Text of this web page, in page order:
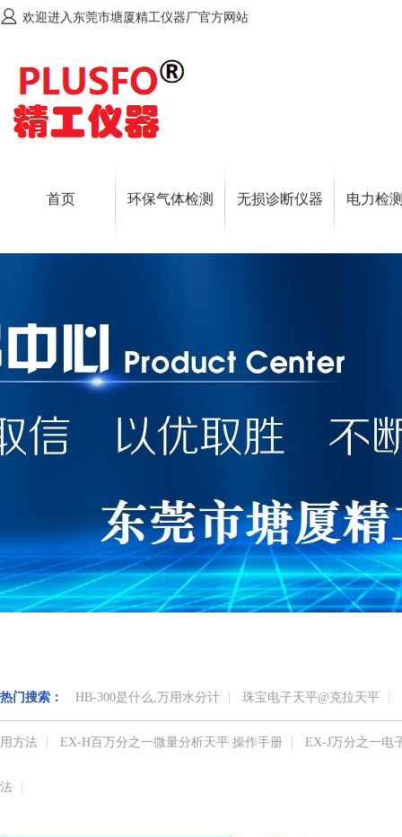
欢迎进入东莞市塘厦精工仪器厂官方网站
首页 环保气体检测 无损诊断仪器 电力检
热门搜索： HB-300是什么,万用水分计 珠宝电子天平@克拉天平
用方法 EX-H百万分之一微量分析天平 操作手册 EX-J万分之一电
法